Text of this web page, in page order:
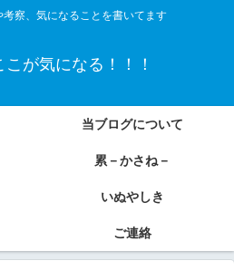
察、気になることを書いてます
が気になる！！！
当ブログについて
累－かさね－
いぬやしき
ご連絡